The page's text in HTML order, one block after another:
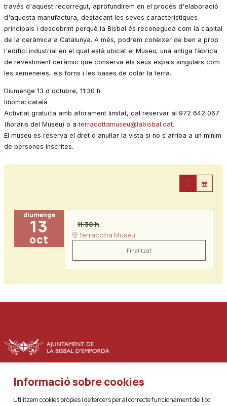
través d'aquest recorregut, aprofundirem en el procés d'elaboració
d'aquesta manufactura, destacant les seves característiques
principals i descobrint perquè la Bisbal és reconeguda com la capital
de la ceràmica a Catalunya. A més, podrem conèixer de ben a prop
l'edifici industrial en el qual està ubicat el Museu, una antiga fàbrica
de revestiment ceràmic que conserva els seus espais singulars com
les xemeneies, els forns i les bases de colar la terra.
Diumenge 13 d'octubre, 11:30 h
Idioma: català
Activitat gratuïta amb aforament limitat, cal reservar al 972 642 067
(horaris del Museu) o aterracottamuseu@labisbal.cat.
El museu es reserva el dret d'anul·lar la vista si no s'arriba a un mínim
de persones inscrites.
diumenge
13
oct
11:30 h
Terracotta Museu
Finalitzat
Sitemap | Avís Legal | Ús de Cookies
Informació sobre cookies
Utilitzem cookies pròpies i de tercers per al correcte funcionament del lloc